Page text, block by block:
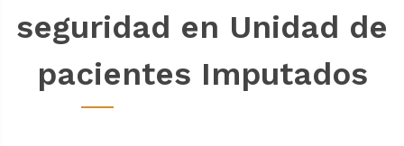
seguridad en Unidad de
pacientes Imputados